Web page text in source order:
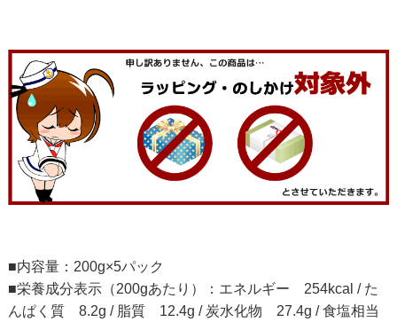
■内容量：200g×5パック
■栄養成分表示（200gあたり）：エネルギー 254kcal / た
んぱく質 8.2g / 脂質 12.4g / 炭水化物 27.4g / 食塩相当